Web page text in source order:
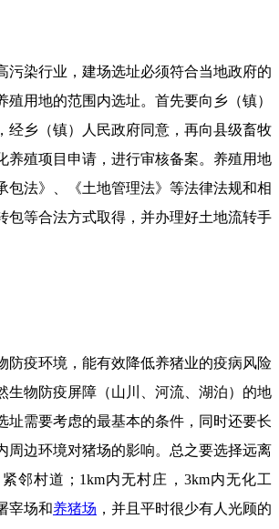
染行业，建场选址必须符合当地政府的
殖用地的范围内选址。首先要向乡（镇）
经乡（镇）人民政府同意，再向县级畜牧
养殖项目申请，进行审核备案。养殖用地
包法》、《土地管理法》等法律法规和相
包等合法方式取得，并办理好土地流转手
疫环境，能有效降低养猪业的疫病风险
生物防疫屏障（山川、河流、湖泊）的地
址需要考虑的最基本的条件，同时还要长
周边环境对猪场的影响。总之要选择远离
邻村道；1km内无村庄，3km内无化工
宰场和养猪场 ，并且平时很少有人光顾的